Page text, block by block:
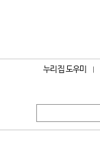
누리집 도우미